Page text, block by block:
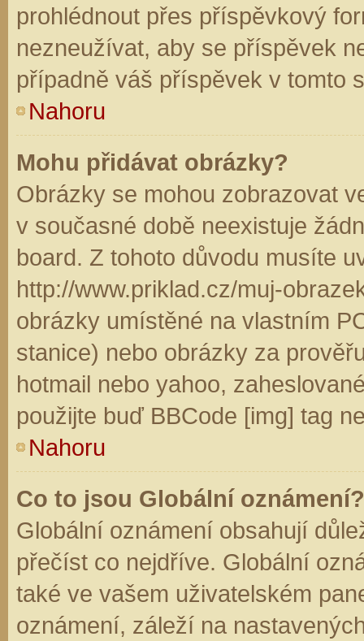
prohlédnout přes příspěvkový
nezneužívat, aby se příspěvek
případně váš příspěvek v tomto
Nahoru
Mohu přidávat obrázky?
Obrázky se mohou zobrazovat
v současné době neexistuje
board. Z tohoto důvodu musíte
http://www.priklad.cz/muj-
obrázky umístěné na vlastním
stanice) nebo obrázky za
hotmail nebo yahoo,
použijte buď BBCode [img] tag
Nahoru
Co to jsou Globální oznámení?
Globální oznámení obsahují
přečíst co nejdříve. Globální
také ve vašem uživatelském
oznámení, záleží na